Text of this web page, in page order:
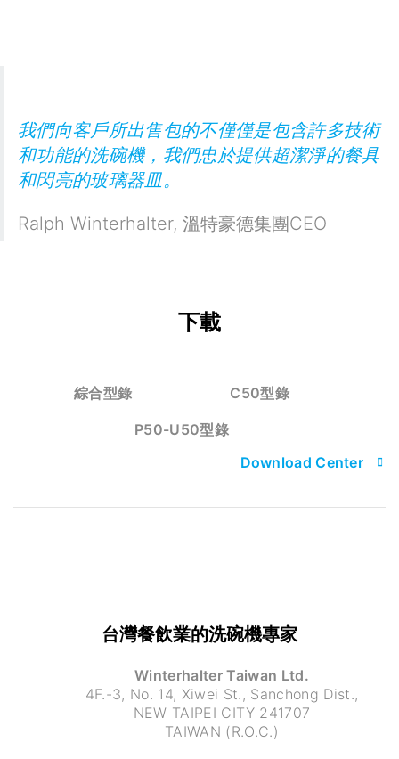
我們向客戶所出售包的不僅僅是包含許多技術
和功能的洗碗機，我們忠於提供超潔淨的餐具
和閃亮的玻璃器皿。
Ralph Winterhalter, 溫特豪德集團CEO
下載
綜合型錄 C50型錄
P50-U50型錄
Download Center
台灣餐飲業的洗碗機專家
Winterhalter Taiwan Ltd.
4F.-3, No. 14, Xiwei St., Sanchong Dist.,
NEW TAIPEI CITY 241707
TAIWAN (R.O.C.)